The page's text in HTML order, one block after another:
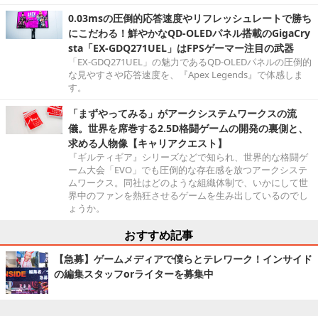
0.03msの圧倒的応答速度やリフレッシュレートで勝ち
にこだわる！鮮やかなQD-OLEDパネル搭載のGigaCry
sta「EX-GDQ271UEL」はFPSゲーマー注目の武器
「EX-GDQ271UEL」の魅力であるQD-OLEDパネルの圧倒的
な見やすさや応答速度を、『Apex Legends』で体感しま
す。
「まずやってみる」がアークシステムワークスの流
儀。世界を席巻する2.5D格闘ゲームの開発の裏側と、
求める人物像【キャリアクエスト】
『ギルティギア』シリーズなどで知られ、世界的な格闘ゲ
ーム大会「EVO」でも圧倒的な存在感を放つアークシステ
ムワークス。同社はどのような組織体制で、いかにして世
界中のファンを熱狂させるゲームを生み出しているのでし
ょうか。
おすすめ記事
【急募】ゲームメディアで僕らとテレワーク！インサイド
の編集スタッフorライターを募集中